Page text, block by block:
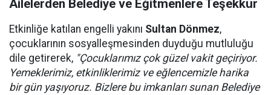
Ailelerden Belediye ve Eğitmenlere Teşekkür
Etkinliğe katılan engelli yakını Sultan Dönmez,
çocuklarının sosyalleşmesinden duyduğu mutluluğu
dile getirerek, "Çocuklarımız çok güzel vakit geçiriyor.
Yemeklerimiz, etkinliklerimiz ve eğlencemizle harika
bir gün yaşıyoruz. Bizlere bu imkanları sunan Belediye